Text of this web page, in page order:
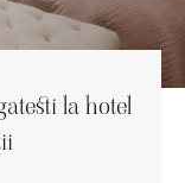
la hotel